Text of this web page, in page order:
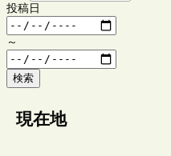
投稿日
～
検索
現在地